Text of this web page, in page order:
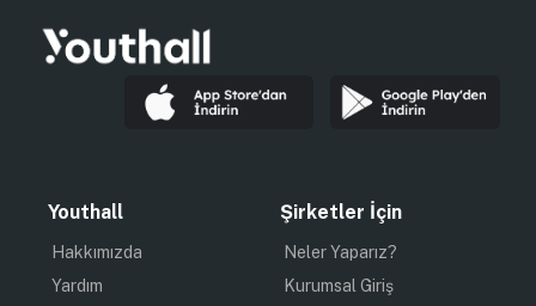
Youthall
Hakkımızda
Yardım
Şirketler İçin
Neler Yaparız?
Kurumsal Giriş